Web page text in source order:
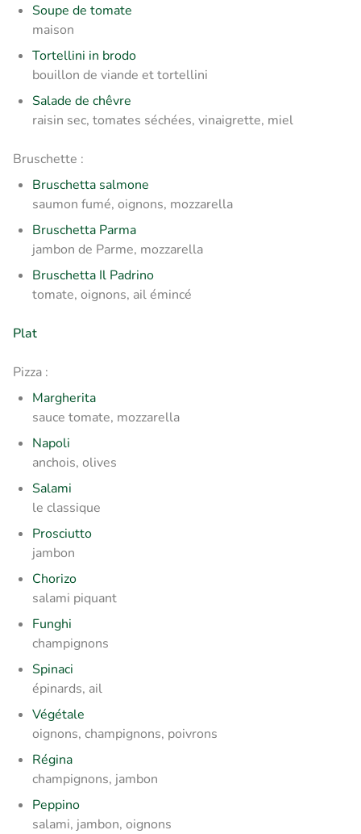
Soupe de tomate
maison
Tortellini in brodo
bouillon de viande et tortellini
Salade de chêvre
raisin sec, tomates séchées, vinaigrette, miel
Bruschette :
Bruschetta salmone
saumon fumé, oignons, mozzarella
Bruschetta Parma
jambon de Parme, mozzarella
Bruschetta Il Padrino
tomate, oignons, ail émincé
Plat
Pizza :
Margherita
sauce tomate, mozzarella
Napoli
anchois, olives
Salami
le classique
Prosciutto
jambon
Chorizo
salami piquant
Funghi
champignons
Spinaci
épinards, ail
Végétale
oignons, champignons, poivrons
Régina
champignons, jambon
Peppino
salami, jambon, oignons